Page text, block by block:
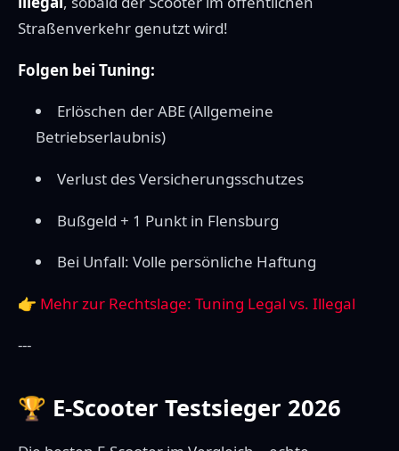
Straßenverkehr genutzt wird!
Folgen bei Tuning:
Erlöschen der ABE (Allgemeine
Betriebserlaubnis)
Verlust des Versicherungsschutzes
Bußgeld + 1 Punkt in Flensburg
Bei Unfall: Volle persönliche Haftung
👉 Mehr zur Rechtslage: Tuning Legal vs. Illegal
---
🏆 E-Scooter Testsieger 2026